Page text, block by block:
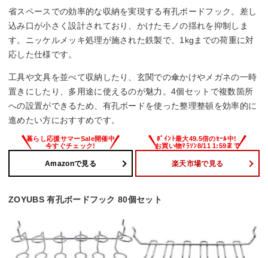
省スペースでの効率的な収納を実現する有孔ボードフック。差し
込み口が小さく設計されており、かけたモノの揺れを抑制しま
す。ニッケルメッキ処理が施された鉄製で、1kgまでの荷重に対
応した仕様です。
工具や文具を並べて収納したり、玄関での傘かけやメガネの一時
置きにしたり、多用途に使えるのが魅力。4個セットで複数箇所
への設置ができるため、有孔ボードを使った整理整頓を効率的に
進めたい方におすすめです。
Amazonで見る 楽天市場で見る
ZOYUBS 有孔ボードフック 80個セット